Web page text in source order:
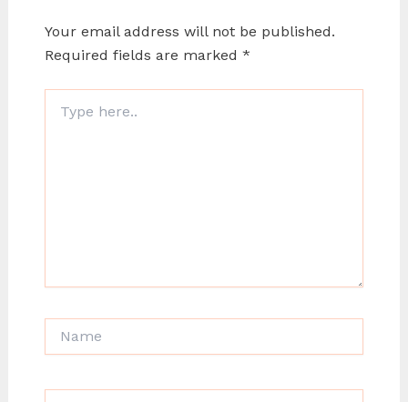
Your email address will not be published.
Required fields are marked *
here..